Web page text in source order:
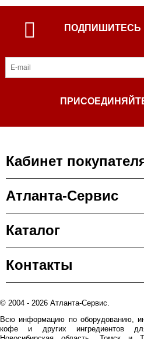
ПОДПИШИТЕСЬ
Кабинет
Атланта-Сервис
Каталог
Контакты
© 2004 - 2026 Атланта-Сервис.
Всю информацию по оборудованию,
кофе и других ингредиентов